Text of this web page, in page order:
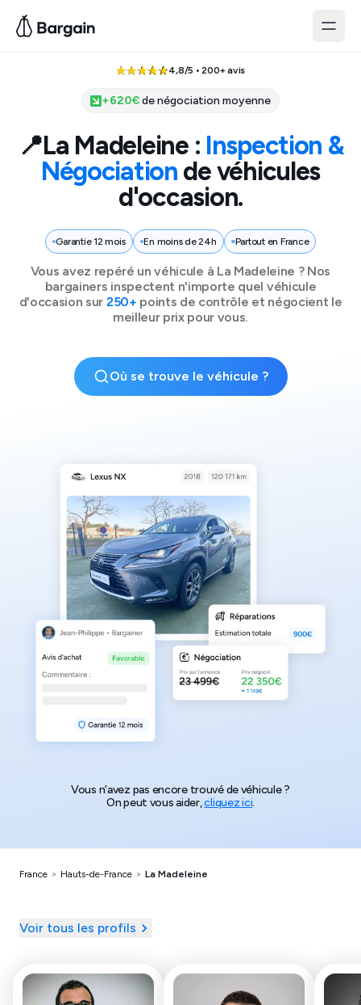
4,8/5 • 200+ avis
+620€de négociation moyenne
📍La Madeleine: Inspection &
Négociation de véhicules
d'occasion.
Garantie 12 mois En moins de 24h Partout en France
Vous avez repéré un véhicule à La Madeleine ? Nos
bargainers inspectent n'importe quel véhicule
d'occasion sur 250+ points de contrôle et négocient le
meilleur prix pour vous.
Où se trouve le véhicule ?
Vous n’avez pas encore trouvé de véhicule ?
On peut vous aider,cliquez ici.
France > Hauts-de-France > La Madeleine
Voir tous les profils